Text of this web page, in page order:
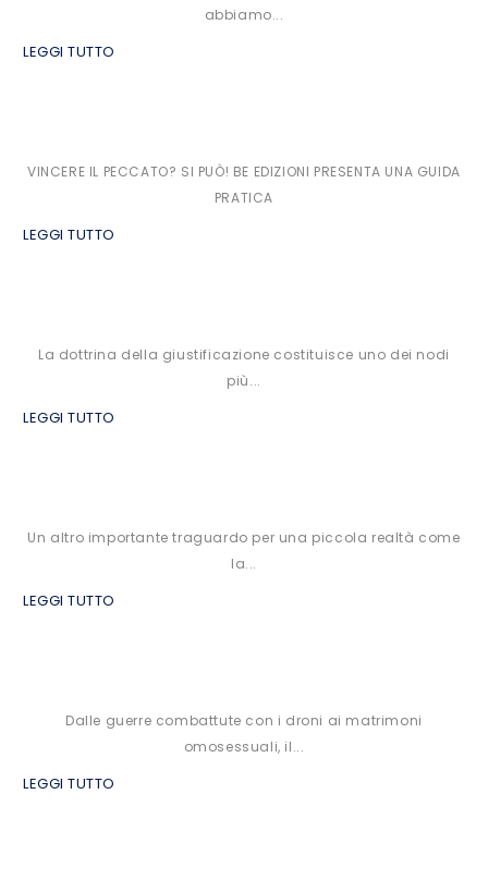
abbiamo...
LEGGI TUTTO
VINCERE IL PECCATO? SI PUÒ! BE EDIZIONI PRESENTA UNA GUIDA
PRATICA
LEGGI TUTTO
La dottrina della giustificazione costituisce uno dei nodi
più...
LEGGI TUTTO
Un altro importante traguardo per una piccola realtà come
la...
LEGGI TUTTO
Dalle guerre combattute con i droni ai matrimoni
omosessuali, il...
LEGGI TUTTO